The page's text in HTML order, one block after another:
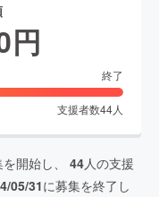
円
終了
支援者数44人
開始し、 44人の支援
05/31に募集を終了し